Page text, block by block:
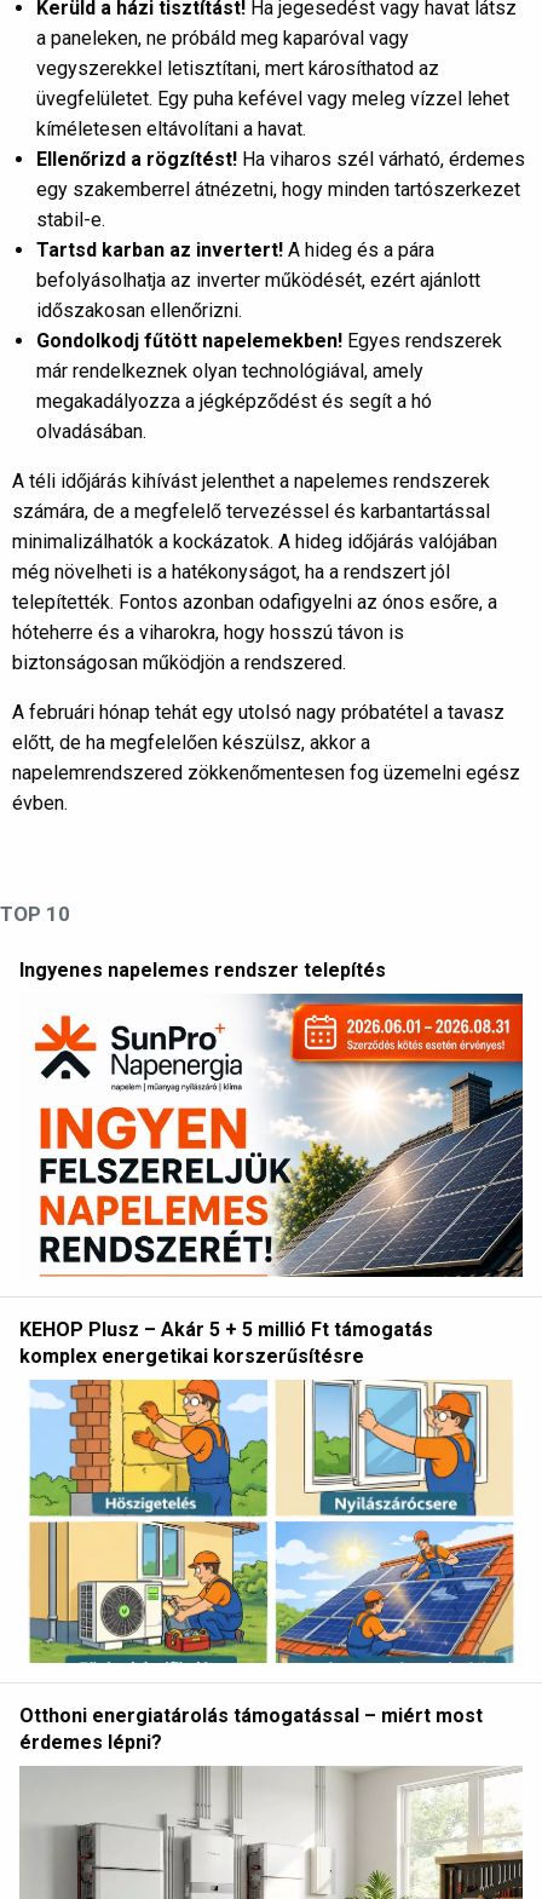
Kerüld a házi tisztítást! Ha jegesedést vagy havat látsz
a paneleken, ne próbáld meg kaparóval vagy
vegyszerekkel letisztítani, mert károsíthatod az
üvegfelületet. Egy puha kefével vagy meleg vízzel lehet
kíméletesen eltávolítani a havat.
Ellenőrizd a rögzítést! Ha viharos szél várható, érdemes
egy szakemberrel átnézetni, hogy minden tartószerkezet
stabil-e.
Tartsd karban az invertert! A hideg és a pára
befolyásolhatja az inverter működését, ezért ajánlott
időszakosan ellenőrizni.
Gondolkodj fűtött napelemekben! Egyes rendszerek
már rendelkeznek olyan technológiával, amely
megakadályozza a jégképződést és segít a hó
olvadásában.
A téli időjárás kihívást jelenthet a napelemes rendszerek
számára, de a megfelelő tervezéssel és karbantartással
minimalizálhatók a kockázatok. A hideg időjárás valójában
még növelheti is a hatékonyságot, ha a rendszert jól
telepítették. Fontos azonban odafigyelni az ónos esőre, a
hóteherre és a viharokra, hogy hosszú távon is
biztonságosan működjön a rendszered.
A februári hónap tehát egy utolsó nagy próbatétel a tavasz
előtt, de ha megfelelően készülsz, akkor a
napelemrendszered zökkenőmentesen fog üzemelni egész
évben.
TOP 10
Ingyenes napelemes rendszer telepítés
KEHOP Plusz – Akár 5 + 5 millió Ft támogatás
komplex energetikai korszerűsítésre
Otthoni energiatárolás támogatással – miért most
érdemes lépni?